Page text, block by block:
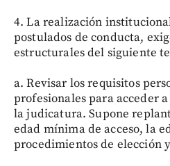
4. La realización
postulados de conducta,
estructurales del siguiente
a. Revisar los requisitos
profesionales para acceder
la judicatura. Supone
edad mínima de acceso, la
procedimientos de elección